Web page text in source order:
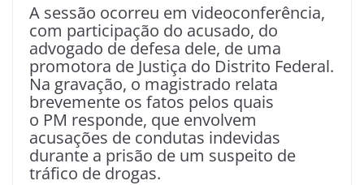
A sessão ocorreu em videoconferência,
com participação do acusado, do
advogado de defesa dele, de uma
promotora de Justiça do Distrito Federal.
Na gravação, o magistrado relata
brevemente os fatos pelos quais
o PM responde, que envolvem
acusações de condutas indevidas
durante a prisão de um suspeito de
tráfico de drogas.